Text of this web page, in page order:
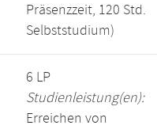
Präsenzzeit, 120 Std.
Selbststudium)
6 LP
Studienleistung(en):
Erreichen von